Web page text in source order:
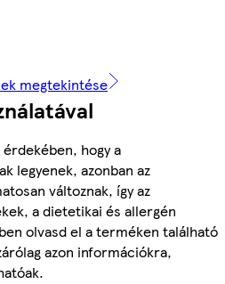
megtekintése
hogy a
legyenek, azonban az
változnak, így az
a dietetikai és allergén
olvasd el a terméken található
azon információkra,